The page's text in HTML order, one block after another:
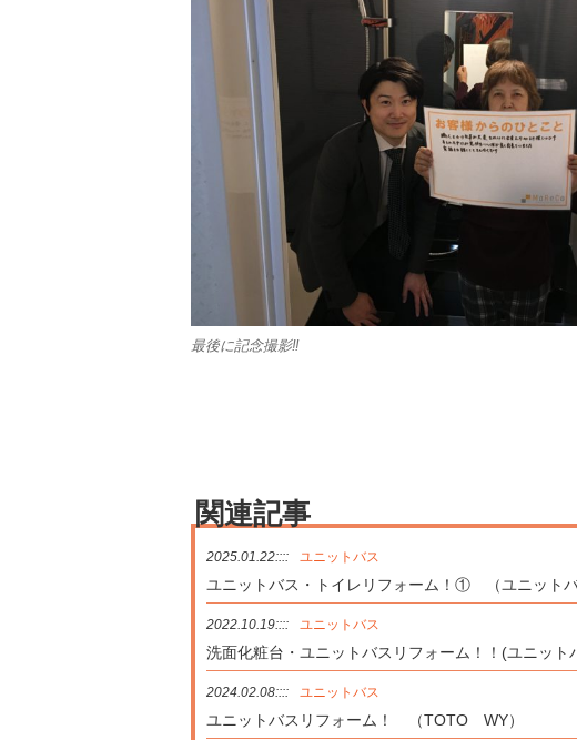
最後に記念撮影‼
関連記事
2025.01.22:::: ユニットバス
ユニットバス・トイレリフォーム！① （ユニット
2022.10.19:::: ユニットバス
洗面化粧台・ユニットバスリフォーム！！(ユニット
2024.02.08:::: ユニットバス
ユニットバスリフォーム！ （TOTO WY）